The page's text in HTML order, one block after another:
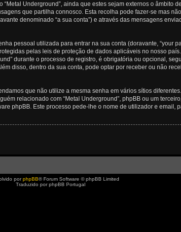
Underground”, ainda que estes sejam externos o âmbito
que partilha connosco. Esta recolha pode fazer-se mas
denominado “a sua conta”) e através das mensagens
pessoal utilizada para entrar na sua conta (doravante, “your
pelas leis de proteção de dados aplicáveis no nosso
durante o processo de registro, é obrigatória ou opcional,
disso, dentro da sua conta, pode optar por receber ou não
que não utilize a mesma senha em vários sítios
relacionado com “Metal Underground”, phpBB ou um
phpBB. Este processo pede-lhe o nome de utilizador e email,
porphpBB® Forum Software © phpBB Limited
Traduzido por phpBB Portugal